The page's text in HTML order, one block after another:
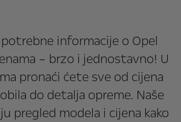
informacije o Opel
– brzo i jednostavno! U
pronaći ćete sve od cijena
do detalja opreme. Naše
pregled modela i cijena kako